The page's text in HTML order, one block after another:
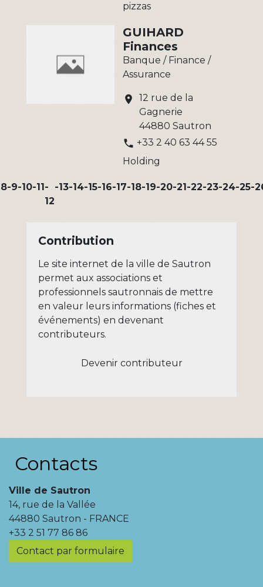
pizzas
GUIHARD
Finances
Banque / Finance /
Assurance
location_on
12 rue de la
Gagnerie
44880 Sautron
phone +33 2 40 63 44 55
Holding
-9-10-11-
12
-13-14-15-16-17-18-19-20-21-22-23-24-25-
Contribution
Le site internet de la ville de Sautron
permet aux associations et
professionnels sautronnais de mettre
en valeur leurs informations (fiches et
événements) en devenant
contributeurs.
Devenir contributeur
Contacts
Ville de Sautron
14, rue de la Vallée
44880 Sautron - FRANCE
+33 2 51 77 86 86
Contact par formulaire